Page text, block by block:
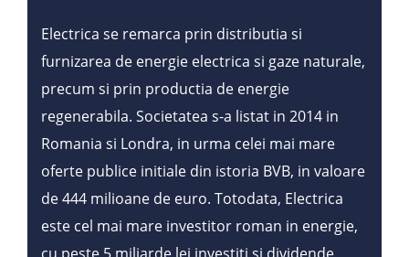
Electrica se remarca prin distributia si
furnizarea de energie electrica si gaze naturale,
precum si prin productia de energie
regenerabila. Societatea s-a listat in 2014 in
Romania si Londra, in urma celei mai mare
oferte publice initiale din istoria BVB, in valoare
de 444 milioane de euro. Totodata, Electrica
este cel mai mare investitor roman in energie,